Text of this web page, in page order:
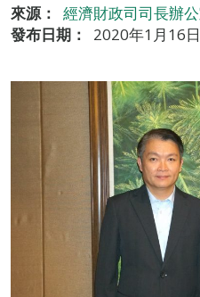
來源：
經濟財政司司長辦公
發布日期：
2020年1月16